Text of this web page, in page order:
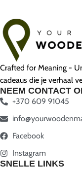
Crafted for Meaning -
cadeaus die je verhaal
NEEM CONTACT
+370 609 91045
Facebook
Instagram
SNELLE LINKS